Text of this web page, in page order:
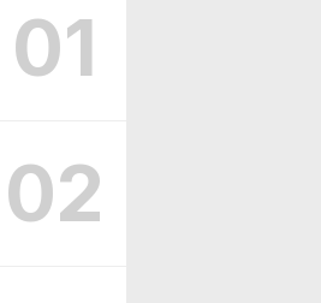
01
02